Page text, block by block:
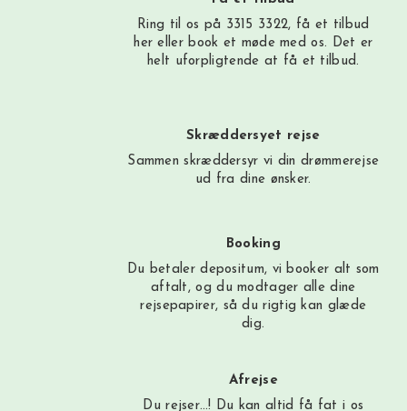
Ring til os på 3315 3322, få et tilbud
her eller book et møde med os. Det er
helt uforpligtende at få et tilbud.
Skræddersyet rejse
Sammen skræddersyr vi din drømmerejse
ud fra dine ønsker.
Booking
Du betaler depositum, vi booker alt som
aftalt, og du modtager alle dine
rejsepapirer, så du rigtig kan glæde
dig.
Afrejse
Du rejser…! Du kan altid få fat i os